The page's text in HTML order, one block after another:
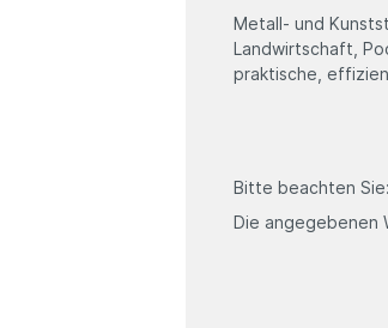
Metall- und
Landwirtschaft,
praktische,
Bitte beachten Sie:
Die angegebenen